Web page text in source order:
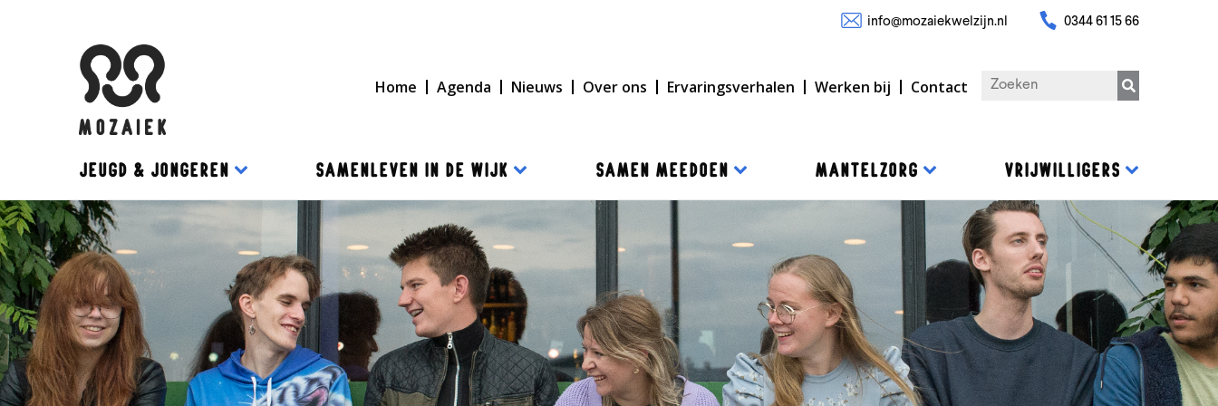
info@mozaiekwelzijn.nl 0344 61 15 66
Home Agenda Nieuws Over ons Ervaringsverhalen Werken bij Contact
JEUGD & JONGEREN SAMENLEVEN IN DE WIJK SAMEN MEEDOEN MANTELZORG VRIJWILLIGERS